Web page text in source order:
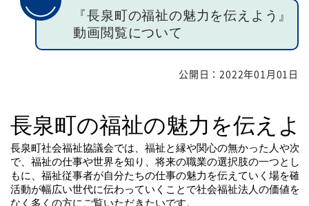
社協とは サービス
採用 あゆみ（沿革）
お問い合せ お知らせ
行事予定 リンク
『長泉町の福祉の魅力を伝えよう』
動画閲覧について
公開日：2022年01月01日